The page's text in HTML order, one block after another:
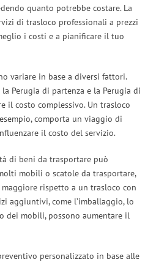
quanto potrebbe costare. La
di trasloco professionali a prezzi
i costi e a pianificare il tuo
variare in base a diversi fattori.
Perugia di partenza e la Perugia di
il costo complessivo. Un trasloco
comporta un viaggio di
il costo del servizio.
di beni da trasportare può
mobili o scatole da trasportare,
rispetto a un trasloco con
aggiuntivi, come l’imballaggio, lo
dei mobili, possono aumentare il
personalizzato in base alle